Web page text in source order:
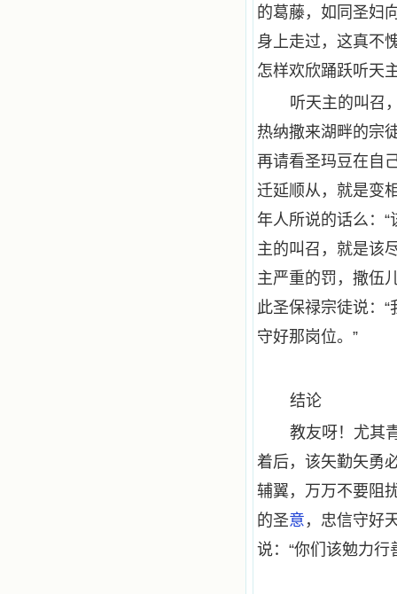
的葛藤，如同圣妇
身上走过，这真不
怎样欢欣踊跃听天
听天主的叫召
热纳撒来湖畔的宗
再请看圣玛豆在自
迁延顺从，就是变
年人所说的话么：
主的叫召，就是该
主严重的罚，撒伍
此圣保禄宗徒说：
守好那岗位。”
结论
教友呀！尤其
着后，该矢勤矢勇
辅翼，万万不要阻
的圣意 ，忠信守好
说：“你们该勉力